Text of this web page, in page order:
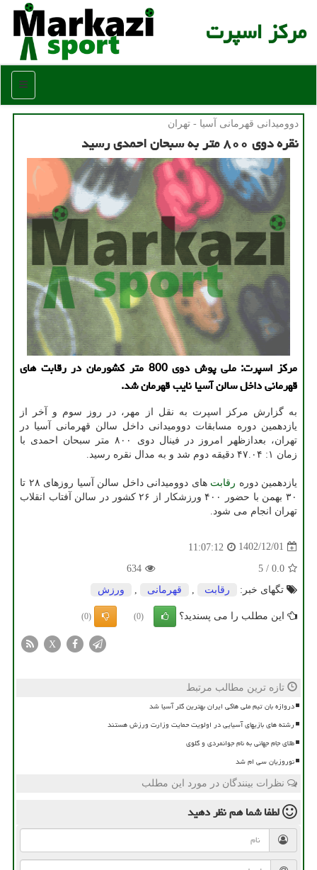
مركز اسپرت
منو
دوومیدانی قهرمانی آسیا - تهران
نقره دوی ۸۰۰ متر به سبحان احمدی رسید
مرکز اسپرت: ملی پوش دوی 800 متر کشورمان در رقابت های
قهرمانی داخل سالن آسیا نایب قهرمان شد.
به گزارش مرکز اسپرت به نقل از مهر، در روز سوم و آخر از
یازدهمین دوره مسابقات دوومیدانی داخل سالن قهرمانی آسیا در
تهران، بعدازظهر امروز در فینال دوی ۸۰۰ متر سبحان احمدی با
زمان ۱: ۴۷.۰۴ دقیقه دوم شد و به مدال نقره رسید.
یازدهمین دوره رقابت
های دوومیدانی داخل سالن آسیا روزهای ۲۸ تا
۳۰ بهمن با حضور ۴۰۰ ورزشکار از ۲۶ کشور در سالن آفتاب انقلاب
تهران انجام می شود.
1402/12/01
11:07:12
0.0
/
5
634
تگهای خبر:
رقابت قهرمانی ورزش
این مطلب را می پسندید؟ (0)
(0)
X
تازه ترین مطالب مرتبط
دروازه بان تیم ملی هاکی ایران بهترین گلر آسیا شد
رشته های بازیهای آسیایی در اولویت حمایت وزارت ورزش هستند
طلای جام جهانی به نام جوانمردی و گلوی
نوروزیان سی ام شد
نظرات بینندگان در مورد این مطلب
لطفا شما همنظر دهید